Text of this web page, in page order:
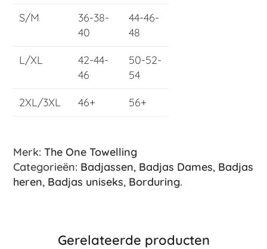
S/M
36-38-
40
44-46-
48
L/XL
42-44-
46
50-52-
54
2XL/3XL
46+ 56+
Merk:The One Towelling
Categorieën: Badjassen, Badjas Dames, Badjas
heren, Badjas uniseks, Borduring.
Gerelateerde producten